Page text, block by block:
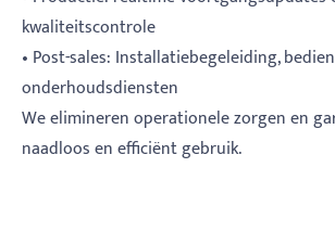
kwaliteitscontrole
• Post-sales: Installatiebegeleiding,
onderhoudsdiensten
We elimineren operationele zorgen en
naadloos en efficiënt gebruik.